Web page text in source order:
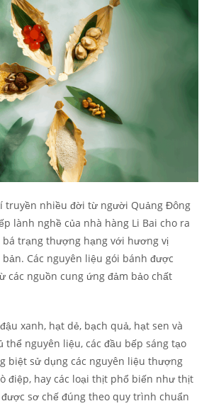
truyền nhiều đời từ người Quảng Đông
lành nghề của nhà hàng Li Bai cho ra
trạng thượng hạng với hương vị
Các nguyên liệu gói bánh được
các nguồn cung ứng đảm bảo chất
xanh, hạt dẻ, bạch quả, hạt sen và
thể nguyên liệu, các đầu bếp sáng tạo
biệt sử dụng các nguyên liệu thượng
điệp, hay các loại thịt phổ biến như thịt
sơ chế đúng theo quy trình chuẩn